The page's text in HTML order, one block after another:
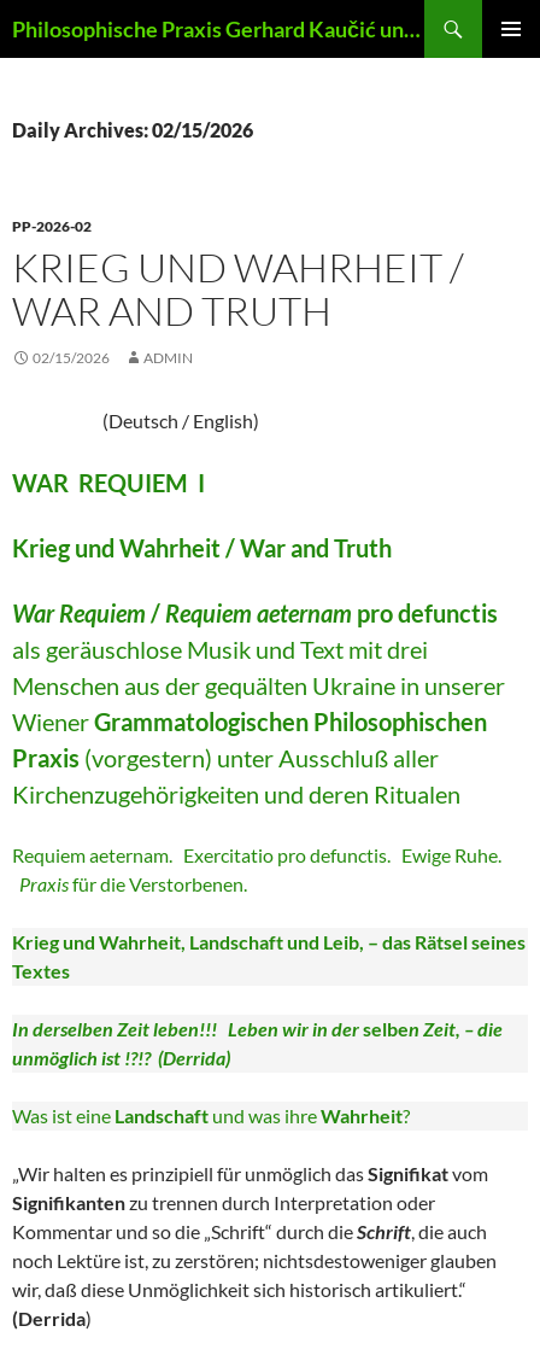
to
Philosophische Praxis Gerhard Kaučić und Anna Lydia Huber
Daily Archives: 02/15/2026
PP-2026-02
KRIEG UND WAHRHEIT /
WAR AND TRUTH
02/15/2026 ADMIN
(Deutsch / English)
WAR REQUIEM I
Krieg und Wahrheit / War and Truth
War Requiem / Requiem aeternam pro defunctis
als geräuschlose Musik und Text mit drei
Menschen aus der gequälten Ukraine in unserer
WienerGrammatologischen Philosophischen
Praxis (vorgestern) unter Ausschluß aller
Kirchenzugehörigkeiten und deren Ritualen
Requiem aeternam. Exercitatio pro defunctis. Ewige Ruhe.
Praxisfür die Verstorbenen.
Krieg und Wahrheit, Landschaft und Leib, – das Rätsel seines
Textes
In derselben Zeit leben!!! Leben wir in derselben Zeit, – die
unmöglich ist !?!? (Derrida)
Was ist eine Landschaft und was ihreWahrheit?
„Wir halten es prinzipiell für unmöglich dasSignifikatvom
Signifikantenzu trennen durch Interpretation oder
Kommentar und so die „Schrift“ durch dieSchrift, die auch
noch Lektüre ist, zu zerstören; nichtsdestoweniger glauben
wir, daß diese Unmöglichkeit sich historisch artikuliert.“
(Derrida)